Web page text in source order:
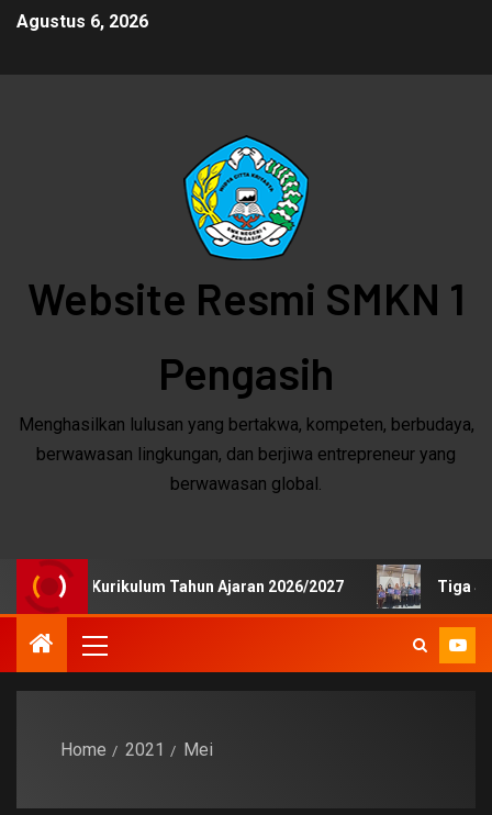
Agustus 6, 2026
Website Resmi SMKN 1
Pengasih
Menghasilkan lulusan yang bertakwa, kompeten, berbudaya,
berwawasan lingkungan, dan berjiwa entrepreneur yang
berwawasan global.
Kurikulum Tahun Ajaran 2026/2027 Tiga Siswa
Home 2021 Mei